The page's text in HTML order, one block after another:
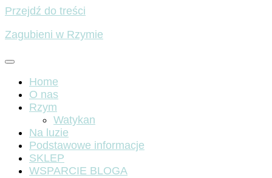
Przejdź do treści
Zagubieni w Rzymie
Home
O nas
Rzym
Watykan
Na luzie
Podstawowe informacje
SKLEP
WSPARCIE BLOGA